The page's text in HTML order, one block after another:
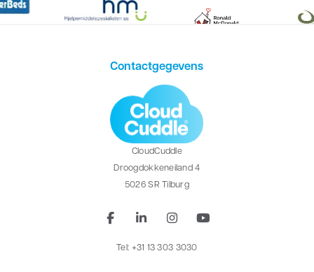
Contactgegevens
CloudCuddle
Droogdokkeneiland 4
5026 SR Tilburg
Tel: +31 13 303 3030